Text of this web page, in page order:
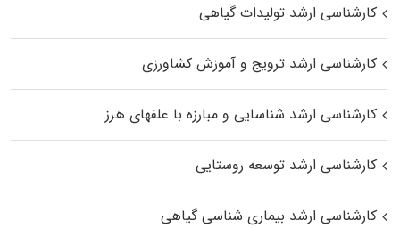
کارشناسی ارشد تولیدات گیاهی
کارشناسی ارشد ترویج و آموزش کشاورزی
کارشناسی ارشد شناسایی و مبارزه با علفهای هرز
کارشناسی ارشد توسعه روستایی
کارشناسی ارشد بیماری‌ شناسی گیاهی